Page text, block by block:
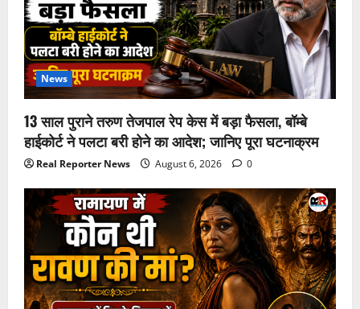
News
13 साल पुराने तरुण तेजपाल रेप केस में बड़ा फैसला, बॉम्बे
हाईकोर्ट ने पलटा बरी होने का आदेश; जानिए पूरा घटनाक्रम
Real Reporter News August 6, 2026 0